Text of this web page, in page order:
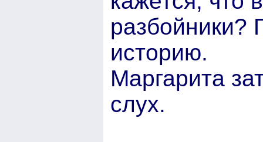
разбойники?
историю.
Маргарита
слух.